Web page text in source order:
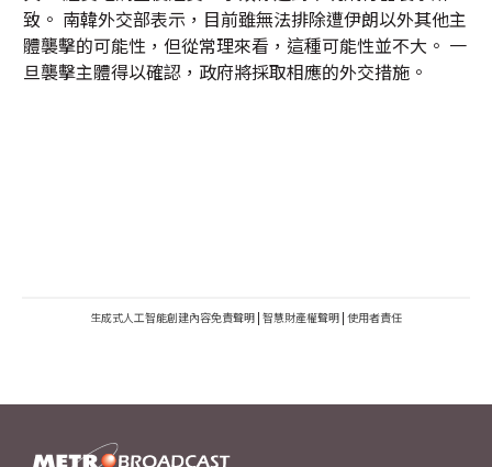
致。 南韓外交部表示，目前雖無法排除遭伊朗以外其他主
體襲擊的可能性，但從常理來看，這種可能性並不大。 一
旦襲擊主體得以確認，政府將採取相應的外交措施。
生成式人工智能創建內容免責聲明 | 智慧財產權聲明 | 使用者責任